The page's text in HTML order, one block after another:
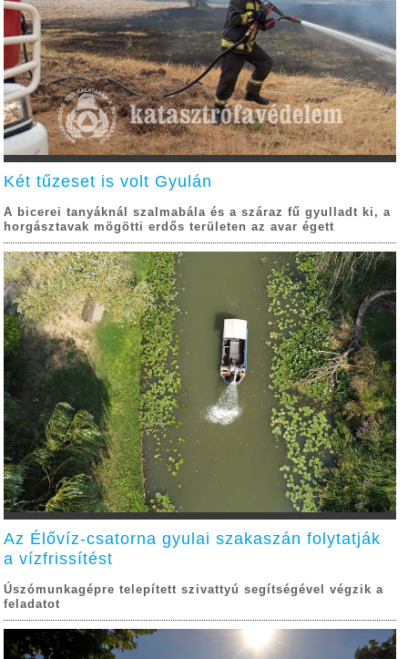
Két tűzeset is volt Gyulán
A bicerei tanyáknál szalmabála és a száraz fű gyulladt ki, a
horgásztavak mögötti erdős területen az avar égett
Az Élővíz-csatorna gyulai szakaszán folytatják
a vízfrissítést
Úszómunkagépre telepített szivattyú segítségével végzik a
feladatot